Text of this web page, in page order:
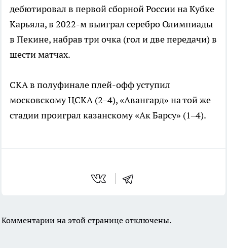
дебютировал в первой сборной России на Кубке
Карьяла, в 2022-м выиграл серебро Олимпиады
в Пекине, набрав три очка (гол и две передачи) в
шести матчах.
СКА в полуфинале плей-офф уступил
московскому ЦСКА (2–4), «Авангард» на той же
стадии проиграл казанскому «Ак Барсу» (1–4).
Комментарии на этой странице отключены.